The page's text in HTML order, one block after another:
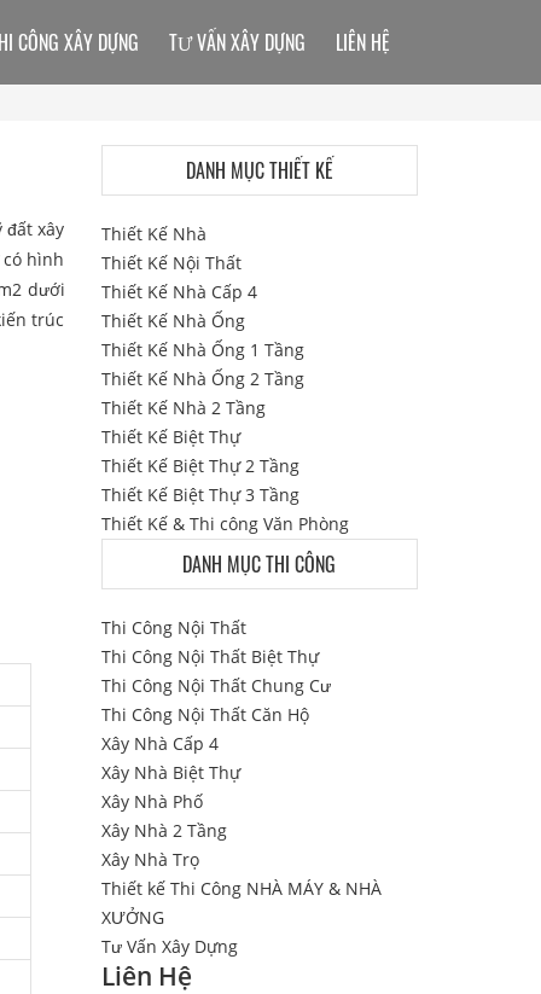
xây
hình
dưới
trúc
CÔNG XÂY DỰNG TƯ VẤN XÂY DỰNG LIÊN HỆ
DANH MỤC THIẾT KẾ
Thiết Kế Nhà
Thiết Kế Nội Thất
Thiết Kế Nhà Cấp 4
Thiết Kế Nhà Ống
Thiết Kế Nhà Ống 1 Tầng
Thiết Kế Nhà Ống 2 Tầng
Thiết Kế Nhà 2 Tầng
Thiết Kế Biệt Thự
Thiết Kế Biệt Thự 2 Tầng
Thiết Kế Biệt Thự 3 Tầng
Thiết Kế & Thi công Văn Phòng
DANH MỤC THI CÔNG
Thi Công Nội Thất
Thi Công Nội Thất Biệt Thự
Thi Công Nội Thất Chung Cư
Thi Công Nội Thất Căn Hộ
Xây Nhà Cấp 4
Xây Nhà Biệt Thự
Xây Nhà Phố
Xây Nhà 2 Tầng
Xây Nhà Trọ
Thiết kế Thi Công NHÀ MÁY & NHÀ
XƯỞNG
Tư Vấn Xây Dựng
Liên Hệ